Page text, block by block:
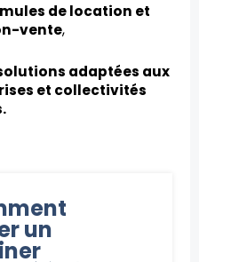
de location et
vente,
adaptées aux
et collectivités
un